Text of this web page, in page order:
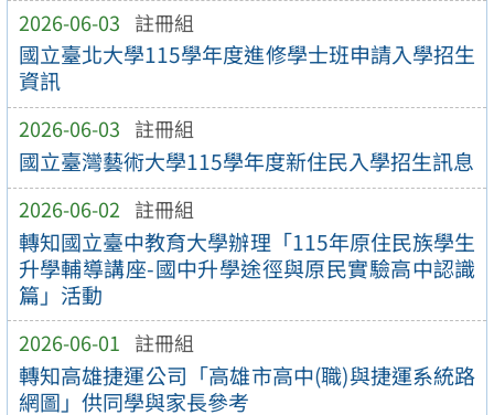
2026-06-03 註冊組
國立臺北大學115學年度進修學士班申請入學招生
資訊
2026-06-03 註冊組
國立臺灣藝術大學115學年度新住民入學招生訊息
2026-06-02 註冊組
轉知國立臺中教育大學辦理「115年原住民族學生
升學輔導講座-國中升學途徑與原民實驗高中認識
篇」活動
2026-06-01 註冊組
轉知高雄捷運公司「高雄市高中(職)與捷運系統路
網圖」供同學與家長參考